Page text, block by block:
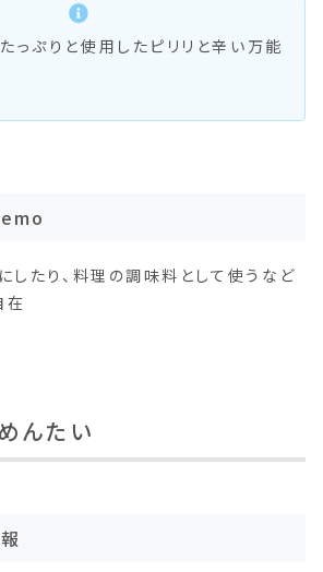
っぷりと使用したピリリと辛い万能
したり、料理の調味料として使うなど
在
んたい